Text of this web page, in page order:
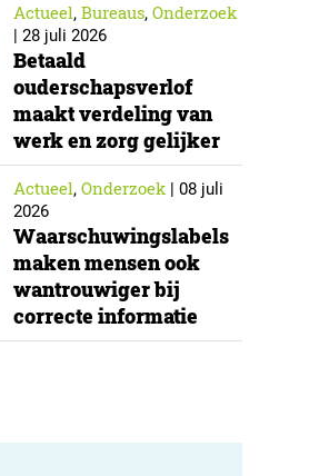
Actueel, Bureaus, Onderzoek
| 28 juli 2026
Betaald
ouderschapsverlof
maakt verdeling van
werk en zorg gelijker
Actueel, Onderzoek| 08 juli
2026
Waarschuwingslabels
maken mensen ook
wantrouwiger bij
correcte informatie